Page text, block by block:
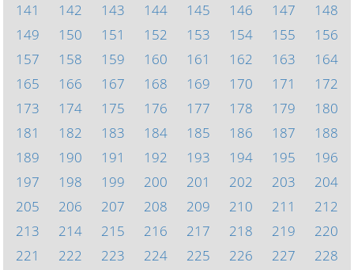
141
142 143 144 145 146 147
148
149
150 151 152 153 154 155
156
157
158 159 160 161 162 163
164
165
166 167 168 169 170 171
172
173
174 175 176 177 178 179
180
181
182 183 184 185 186 187
188
189
190 191 192 193 194 195
196
197
198 199 200 201 202 203
204
205
206 207 208 209 210 211
212
213
214 215 216 217 218 219
220
221
222 223 224 225 226 227
228